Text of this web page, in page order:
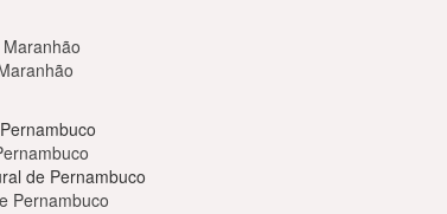
de Pernambuco
Pernambuco